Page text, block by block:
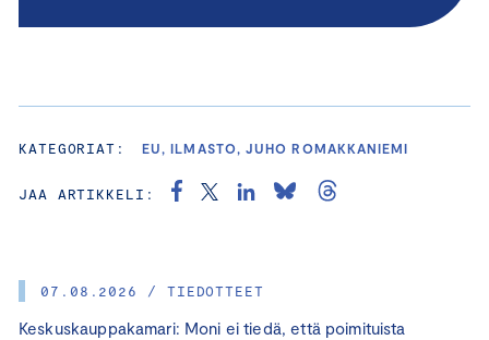
07.08.2026 / TIEDOTTEET
Keskuskauppakamari: Moni ei tiedä, että poimituista
KATEGORIAT: EU, ILMASTO, JUHO ROMAKKANIEMI
JAA ARTIKKELI: